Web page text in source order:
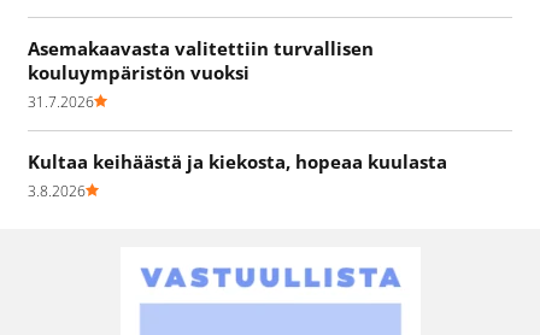
Asemakaavasta valitettiin turvallisen
kouluympäristön vuoksi
31.7.2026
Kultaa keihäästä ja kiekosta, hopeaa kuulasta
3.8.2026